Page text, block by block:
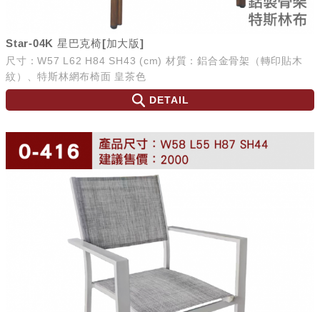
Star-04K 星巴克椅[加大版]
尺寸：W57 L62 H84 SH43 (cm) 材質：鋁合金骨架（轉印貼木
紋）、特斯林網布椅面 皇茶色
DETAIL